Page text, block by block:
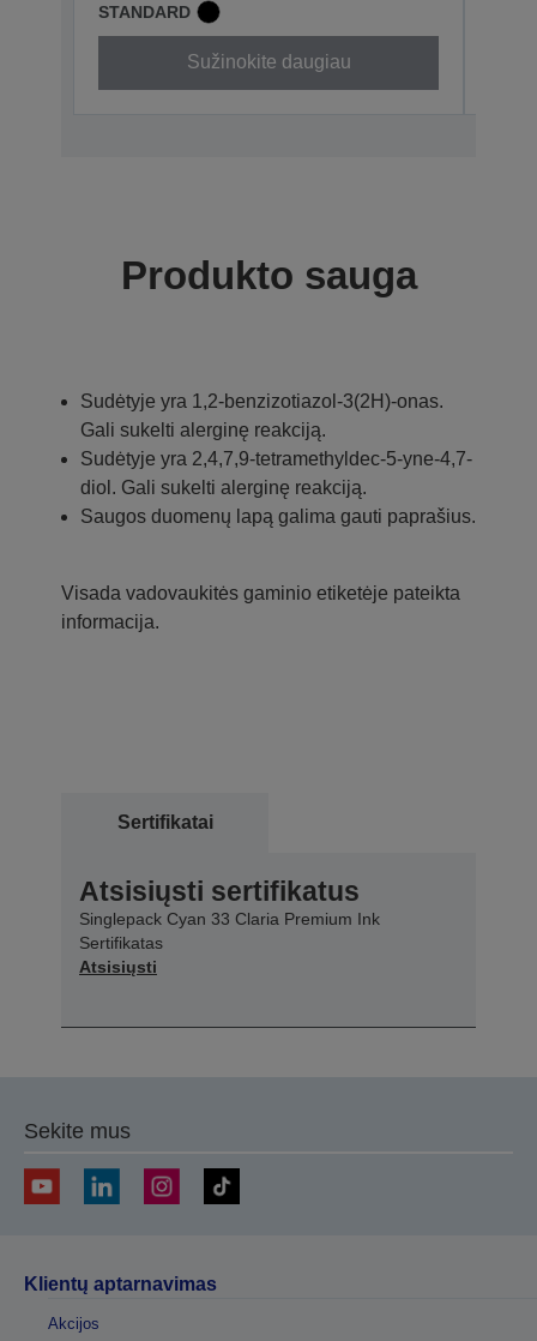
STANDARD
Sužinokite daugiau
Produkto sauga
Sudėtyje yra 1,2-benzizotiazol-3(2H)-onas.
Gali sukelti alerginę reakciją.
Sudėtyje yra 2,4,7,9-tetramethyldec-5-yne-4,7-
diol. Gali sukelti alerginę reakciją.
Saugos duomenų lapą galima gauti paprašius.
Visada vadovaukitės gaminio etiketėje pateikta
informacija.
Sertifikatai
Atsisiųsti sertifikatus
Singlepack Cyan 33 Claria Premium Ink
Sertifikatas
Atsisiųsti
Sekite mus
Klientų aptarnavimas
Akcijos